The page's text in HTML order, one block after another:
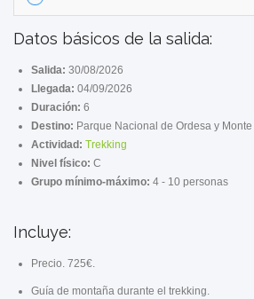
Datos básicos de la salida:
Salida: 30/08/2026
Llegada: 04/09/2026
Duración: 6
Destino: Parque Nacional de Ordesa y
Actividad: Trekking
Nivel físico: C
Grupo mínimo-máximo: 4 - 10 personas
Incluye:
Precio. 725€.
Guía de montaña durante el trekking.